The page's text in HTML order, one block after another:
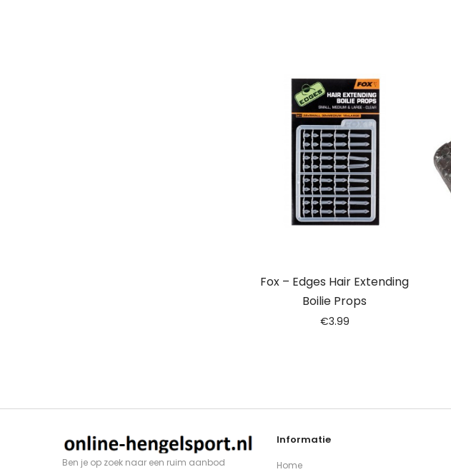
Fox – Edges Hair Extending
Boilie Props
€3.99
Ben je op zoek naar een ruim aanbod
Informatie
Home